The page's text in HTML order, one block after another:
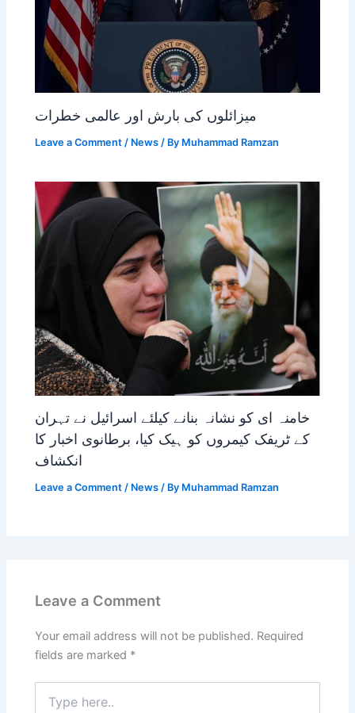
میزائلوں کی بارش اور عالمی خطرات
Leave a Comment / News / By Muhammad Ramzan
خامنہ ای کو نشانہ بنانے کیلئے اسرائیل نے تہران
کے ٹریفک کیمروں کو ہیک کیا، برطانوی اخبار کا
انکشاف
Leave a Comment / News / By Muhammad Ramzan
Leave a Comment
Your email address will not be published. Required
fields are marked *
here..